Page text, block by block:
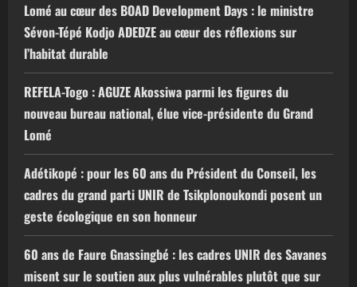
Lomé au cœur des BOAD Development Days : le ministre
Sévon-Tépé Kodjo ADEDZE au cœur des réflexions sur
l’habitat durable
REFELA-Togo : AGUZE Akossiwa parmi les figures du
nouveau bureau national, élue vice-présidente du Grand
Lomé
Adétikopé : pour les 60 ans du Président du Conseil, les
cadres du grand parti UNIR de Tsikplonoukondi posent un
geste écologique en son honneur
60 ans de Faure Gnassingbé : les cadres UNIR des Savanes
misent sur le soutien aux plus vulnérables plutôt que sur